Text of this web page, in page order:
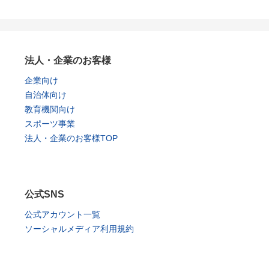
法人・企業のお客様
企業向け
自治体向け
教育機関向け
スポーツ事業
法人・企業のお客様TOP
公式SNS
公式アカウント一覧
ソーシャルメディア利用規約